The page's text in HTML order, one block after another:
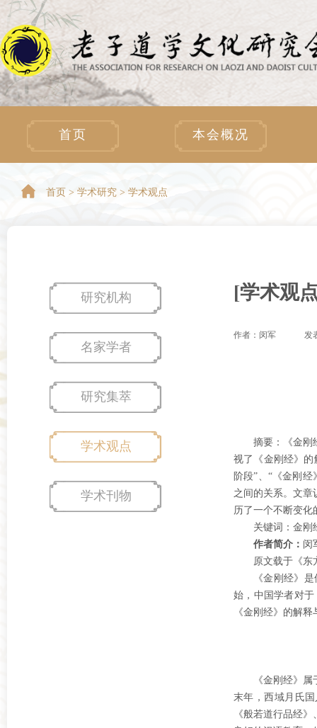
首页 本会概况
首页 > 学术研究 > 学术观点
研究机构
名家学者
研究集萃
学术观点
学术刊物
[学术观
作者：闵军 发
摘要：
《金
视了《金刚经》
阶段”、“《金刚
之间的关系。文章
历了一个不断变化
关键词： 金刚
作者简介： 闵
原文载于《东
《金刚经》
始，中国学者对
《金刚经》的解
《金刚经》
末年，西域月氏
《般若道行品经